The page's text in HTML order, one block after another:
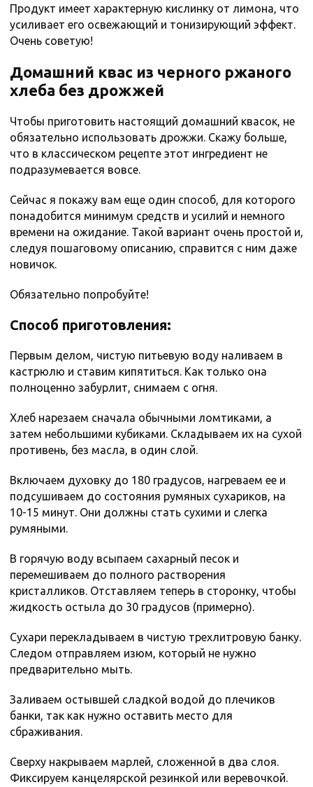
Продукт имеет характерную кислинку от лимона, что
усиливает его освежающий и тонизирующий эффект.
Очень советую!
Домашний квас из черного ржаного
хлеба без дрожжей
Чтобы приготовить настоящий домашний квасок, не
обязательно использовать дрожжи. Скажу больше,
что в классическом рецепте этот ингредиент не
подразумевается вовсе.
Сейчас я покажу вам еще один способ, для которого
понадобится минимум средств и усилий и немного
времени на ожидание. Такой вариант очень простой и,
следуя пошаговому описанию, справится с ним даже
новичок.
Обязательно попробуйте!
Способ приготовления:
Первым делом, чистую питьевую воду наливаем в
кастрюлю и ставим кипятиться. Как только она
полноценно забурлит, снимаем с огня.
Хлеб нарезаем сначала обычными ломтиками, а
затем небольшими кубиками. Складываем их на сухой
противень, без масла, в один слой.
Включаем духовку до 180 градусов, нагреваем ее и
подсушиваем до состояния румяных сухариков, на
10-15 минут. Они должны стать сухими и слегка
румяными.
В горячую воду всыпаем сахарный песок и
перемешиваем до полного растворения
кристалликов. Отставляем теперь в сторонку, чтобы
жидкость остыла до 30 градусов (примерно).
Сухари перекладываем в чистую трехлитровую банку.
Следом отправляем изюм, который не нужно
предварительно мыть.
Заливаем остывшей сладкой водой до плечиков
банки, так как нужно оставить место для
сбраживания.
Сверху накрываем марлей, сложенной в два слоя.
Фиксируем канцелярской резинкой или веревочкой.